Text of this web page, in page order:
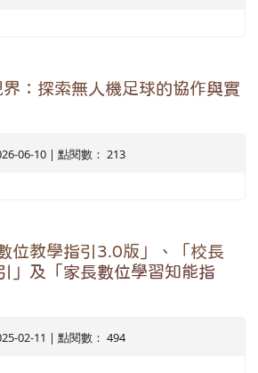
：探索無人機足球的協作與實
06-10 | 點閱數： 213
位教學指引3.0版」、「校長
」及「家長數位學習知能指
02-11 | 點閱數： 494